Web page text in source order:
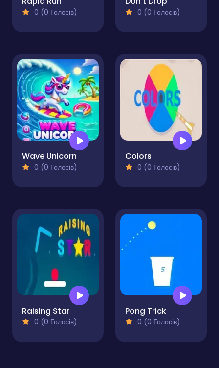
0 (0 Голосів) 0 (0 Голосів)
Wave Unicorn
0 (0 Голосів)
Colors
0 (0 Голосів)
Raising Star
0 (0 Голосів)
Pong Trick
0 (0 Голосів)